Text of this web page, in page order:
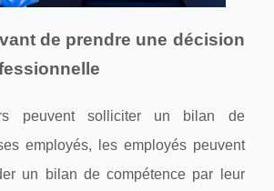
de prendre une décision
peuvent solliciter un bilan de
employés, les employés peuvent
un bilan de compétence par leur